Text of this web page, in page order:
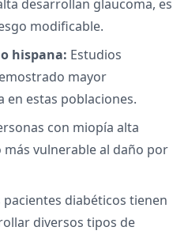
desarrollan glaucoma, es
modificable.
hispana: Estudios
mayor
en estas poblaciones.
con miopía alta
vulnerable al daño por
pacientes diabéticos tienen
diversos tipos de